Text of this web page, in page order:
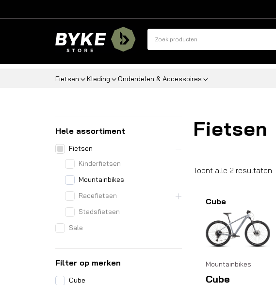
Fietsen Kleding Onderdelen & Accessoires
Hele assortiment
Fietsen
Kinderfietsen
Mountainbikes
Racefietsen
Stadsfietsen
Sale
Filter op merken
Cube
Fietsen
Toont alle 2 resultaten
Cube
Mountainbikes
Cube